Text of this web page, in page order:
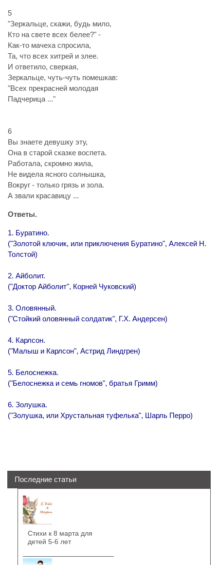
5
"Зеркальце, скажи, будь мило,
Кто на свете всех белее?" -
Как-то мачеха спросила,
Та, что всех хитрей и злее.
И ответило, сверкая,
Зеркальце, чуть-чуть помешкав:
"Всех прекрасней молодая
Падчерица ..."
6
Вы знаете девушку эту,
Она в старой сказке воспета.
Работала, скромно жила,
Не видела ясного солнышка,
Вокруг - только грязь и зола.
А звали красавицу ...
Ответы.
1. Буратино.
("Золотой ключик, или приключения Буратино", Алексей Н.
Толстой)
2. Айболит.
("Доктор Айболит", Корней Чуковский)
3. Оловянный.
("Стойкий оловянный солдатик", Г.Х. Андерсен)
4. Карлсон.
("Малыш и Карлсон", Астрид Линдгрен)
5. Белоснежка.
("Белоснежка и семь гномов", братья Гримм)
6. Золушка.
("Золушка, или Хрустальная туфелька", Шарль Перро)
Последние статьи
Стихи к 8 марта для
детей 5-6 лет